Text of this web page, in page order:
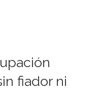
fiador ni